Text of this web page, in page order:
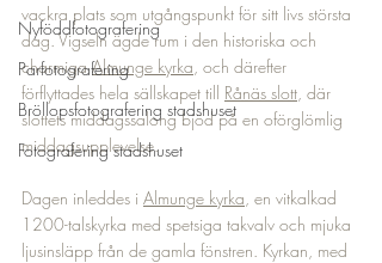
Nyföddfotografering
Parfotografering
Bröllopsfotografering stadshuset
Fotografering stadshuset
vackra plats som utgångspunkt för sitt livs största
dag. Vigseln ägde rum i den historiska och
charmiga Almunge kyrka, och därefter
förflyttades hela sällskapet till Rånäs slott, där
slottets middagssalong bjöd på en oförglömlig
middagsupplevelse.
Dagen inleddes i Almunge kyrka, en vitkalkad
1200-talskyrka med spetsiga takvalv och mjuka
ljusinsläpp från de gamla fönstren. Kyrkan, med